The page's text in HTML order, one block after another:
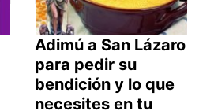
Adimú a San Lázaro
para pedir su
bendición y lo que
necesites en tu